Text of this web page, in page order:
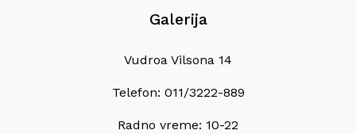
Galerija
Vudroa Vilsona 14
Telefon: 011/3222-889
Radno vreme: 10-22